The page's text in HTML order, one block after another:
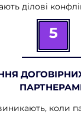
ділові
5
коли